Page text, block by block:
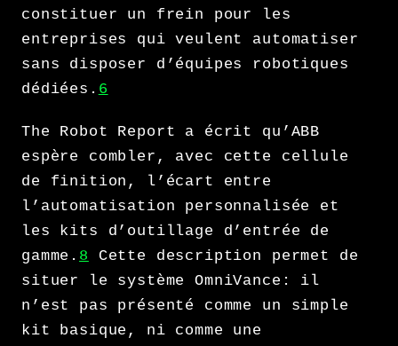
constituer un frein pour les
entreprises qui veulent automatiser
sans disposer d’équipes robotiques
dédiées. 6
The Robot Report a écrit qu’ABB
espère combler, avec cette cellule
de finition, l’écart entre
l’automatisation personnalisée et
les kits d’outillage d’entrée de
gamme. 8 Cette description permet de
situer le système OmniVance: il
n’est pas présenté comme un simple
kit basique, ni comme une